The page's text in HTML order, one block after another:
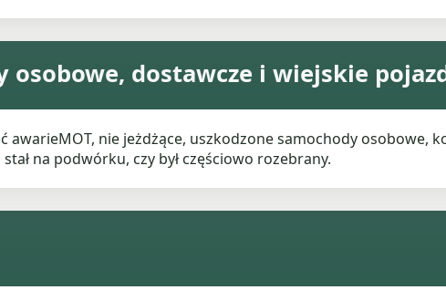
osobowe, dostawcze i wiejskie
awarieMOT, nie jeżdżące, uszkodzone samochody
na podwórku, czy był częściowo rozebrany.